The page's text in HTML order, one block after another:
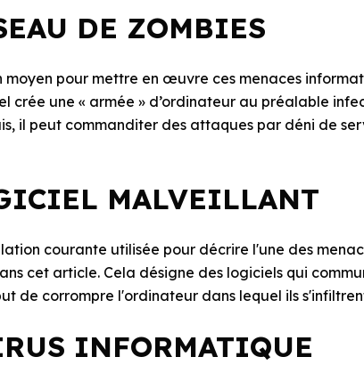
DE ZOMBIES
moyen pour mettre en œuvre ces menaces
crée une « armée » d’ordinateur au préalable
il peut commanditer des attaques par déni de
MALVEILLANT
courante utilisée pour décrire l'une des
cet article. Cela désigne des logiciels qui
de corrompre l'ordinateur dans lequel ils
INFORMATIQUE